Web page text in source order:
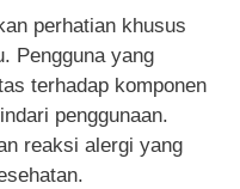
perhatian khusus
Pengguna yang
terhadap komponen
penggunaan.
reaksi alergi yang